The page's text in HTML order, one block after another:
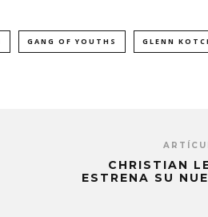
GANG OF YOUTHS GLENN
CHRISTIAN
ESTRENA SU